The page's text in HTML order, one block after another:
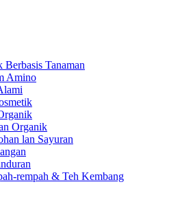
Tanaman
Amino
Organik
lan Sayuran
rempah & Teh Kembang